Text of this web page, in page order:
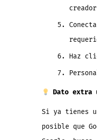
Haz
Dato
Si ya tienes
posible que